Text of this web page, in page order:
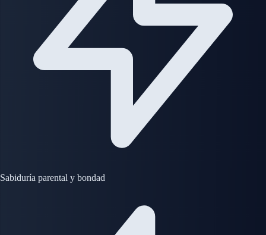
Sabiduría parental y bondad